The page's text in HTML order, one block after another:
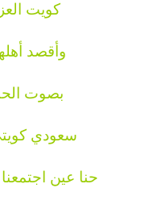
كويت
وأقصد
بصوت
سعودي
حنا عين